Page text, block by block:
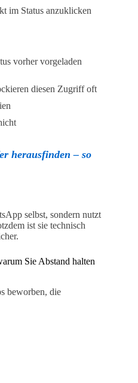
im Status anzuklicken
vorher vorgeladen
diesen Zugriff oft
herausfinden – so
selbst, sondern nutzt
ist sie technisch
Sie Abstand halten
beworben, die